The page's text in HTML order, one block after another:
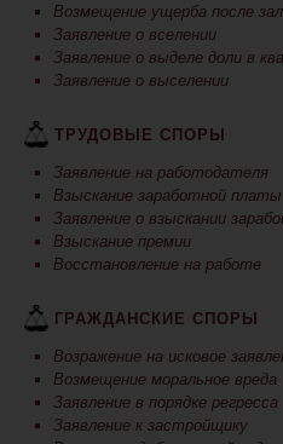
Возмещение ущерба после
Заявление о вселении
Заявление о выделе доли в
Заявление о выселении
ТРУДОВЫЕ СПОРЫ
Заявление на работодателя
Взыскание заработной платы
Заявление о взыскании
Взыскание премии
Восстановление на работе
ГРАЖДАНСКИЕ СПОРЫ
Возражение на исковое
Возмещение моральное вреда
Заявление в порядке регресса
Заявление к застройщику